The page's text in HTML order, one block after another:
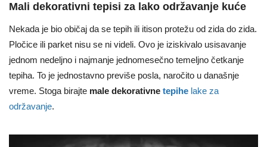
Mali dekorativni tepisi za lako održavanje kuće
Nekada je bio običaj da se tepih ili itison protežu od zida do zida.
Pločice ili parket nisu se ni videli. Ovo je iziskivalo usisavanje
jednom nedeljno i najmanje jednomesečno temeljno četkanje
tepiha. To je jednostavno previše posla, naročito u današnje
vreme. Stoga birajte male dekorativne tepihe lake za
održavanje.